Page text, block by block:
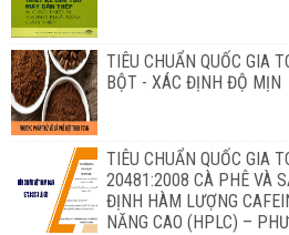
TIÊU CHUẨN QUỐC GIA
BỘT - XÁC ĐỊNH ĐỘ MỊN
TIÊU CHUẨN QUỐC GIA
20481:2008 CÀ PHÊ VÀ
ĐỊNH HÀM LƯỢNG
NĂNG CAO (HPLC) –